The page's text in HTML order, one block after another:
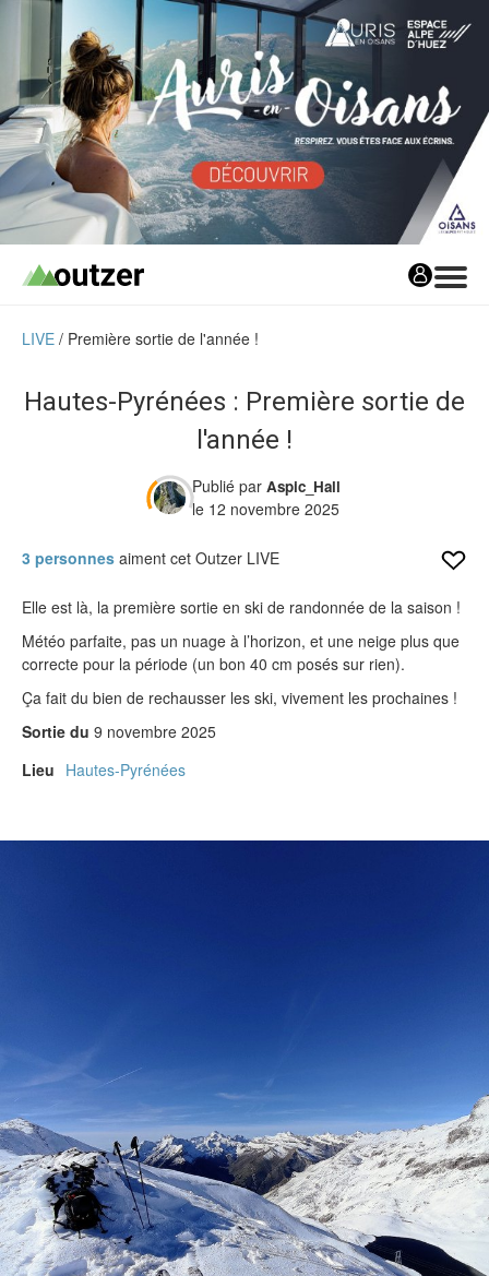
Tests Privés
Les Tests Privés
Verdict des testeurs
Actu
Live
Forums
Membres
LIVE Première sortie de l'année !
Hautes-Pyrénées : Première sortie de
l'année !
Publié par Aspic_Hall
le 12 novembre 2025
3 personnes aiment cet Outzer LIVE
Elle est là, la première sortie en ski de randonnée de la saison !
Météo parfaite, pas un nuage à l’horizon, et une neige plus que
correcte pour la période (un bon 40 cm posés sur rien).
Ça fait du bien de rechausser les ski, vivement les prochaines !
Sortie du 9 novembre 2025
Lieu Hautes-Pyrénées